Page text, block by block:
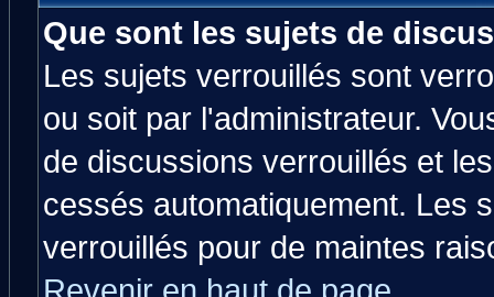
Que sont les sujets de
Les sujets verrouillés sont
ou soit par l'administrateur.
de discussions verrouillés et
cessés automatiquement. Les
verrouillés pour de maintes